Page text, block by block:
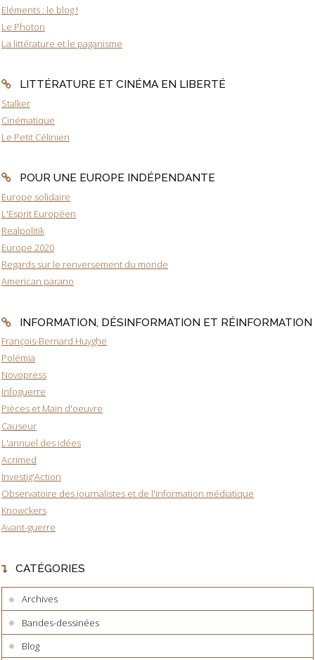
Eléments : le blog !
Le Photon
La littérature et le paganisme
LITTÉRATURE ET CINÉMA EN LIBERTÉ
Stalker
Cinématique
Le Petit Célinien
POUR UNE EUROPE INDÉPENDANTE
Europe solidaire
L'Esprit Européen
Realpolitik
Europe 2020
Regards sur le renversement du monde
American parano
INFORMATION, DÉSINFORMATION ET RÉINFORMATION
François-Bernard Huyghe
Polémia
Novopress
Infoguerre
Pièces et Main d'oeuvre
Causeur
L'annuel des idées
Acrimed
Investig'Action
Observatoire des journalistes et de l'information médiatique
Knowckers
Avant-guerre
CATÉGORIES
Archives
Bandes-dessinées
Blog